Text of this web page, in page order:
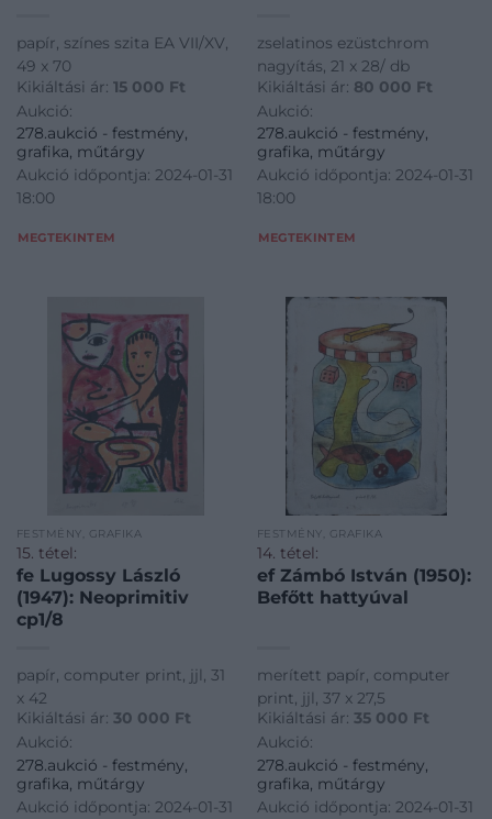
papír, színes szita EA VII/XV,
49 x 70
Kikiáltási ár: 15 000 Ft
Aukció:
278.aukció - festmény,
grafika, műtárgy
Aukció időpontja: 2024-01-31
18:00
MEGTEKINTEM
zselatinos ezüstchrom
nagyítás, 21 x 28/ db
Kikiáltási ár: 80 000 Ft
Aukció:
278.aukció - festmény,
grafika, műtárgy
Aukció időpontja: 2024-01-31
18:00
MEGTEKINTEM
FESTMÉNY, GRAFIKA
15. tétel:
fe Lugossy László
(1947): Neoprimitiv
cp1/8
papír, computer print, jjl, 31
x 42
Kikiáltási ár: 30 000 Ft
Aukció:
278.aukció - festmény,
grafika, műtárgy
Aukció időpontja: 2024-01-31
FESTMÉNY, GRAFIKA
14. tétel:
ef Zámbó István (1950):
Befőtt hattyúval
merített papír, computer
print, jjl, 37 x 27,5
Kikiáltási ár: 35 000 Ft
Aukció:
278.aukció - festmény,
grafika, műtárgy
Aukció időpontja: 2024-01-31